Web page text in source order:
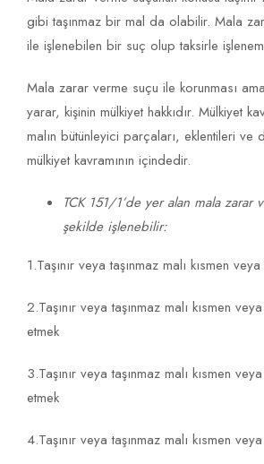
gibi taşınmaz bir mal da olabilir. Mala
ile işlenebilen bir suç olup taksirle
Mala zarar verme suçu ile korunması
yarar, kişinin mülkiyet hakkıdır. Mülkiyet
malın bütünleyici parçaları, eklentileri ve
mülkiyet kavramının içindedir.
TCK 151/1’de yer alan mala zarar
şekilde işlenebilir:
1.Taşınır veya taşınmaz malı kısmen
2.Taşınır veya taşınmaz malı kısmen
etmek
3.Taşınır veya taşınmaz malı kısmen
etmek
4.Taşınır veya taşınmaz malı kısmen